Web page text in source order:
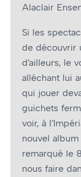
Alaclair
Si les
de découvrir
d’ailleurs, le
alléchant lui
qui jouer
guichets
voir, à
nouvel album
remarqué le
nous faire